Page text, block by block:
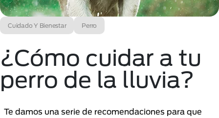
Cuidado Y Bienestar Perro
¿Cómo cuidar a tu
perro de la lluvia?
Te damos una serie de recomendaciones para que